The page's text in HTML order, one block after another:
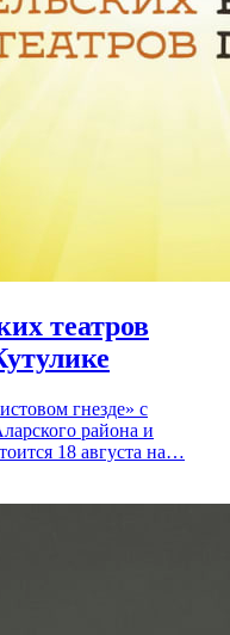
театров
гнезде» с
района и
18 августа на…